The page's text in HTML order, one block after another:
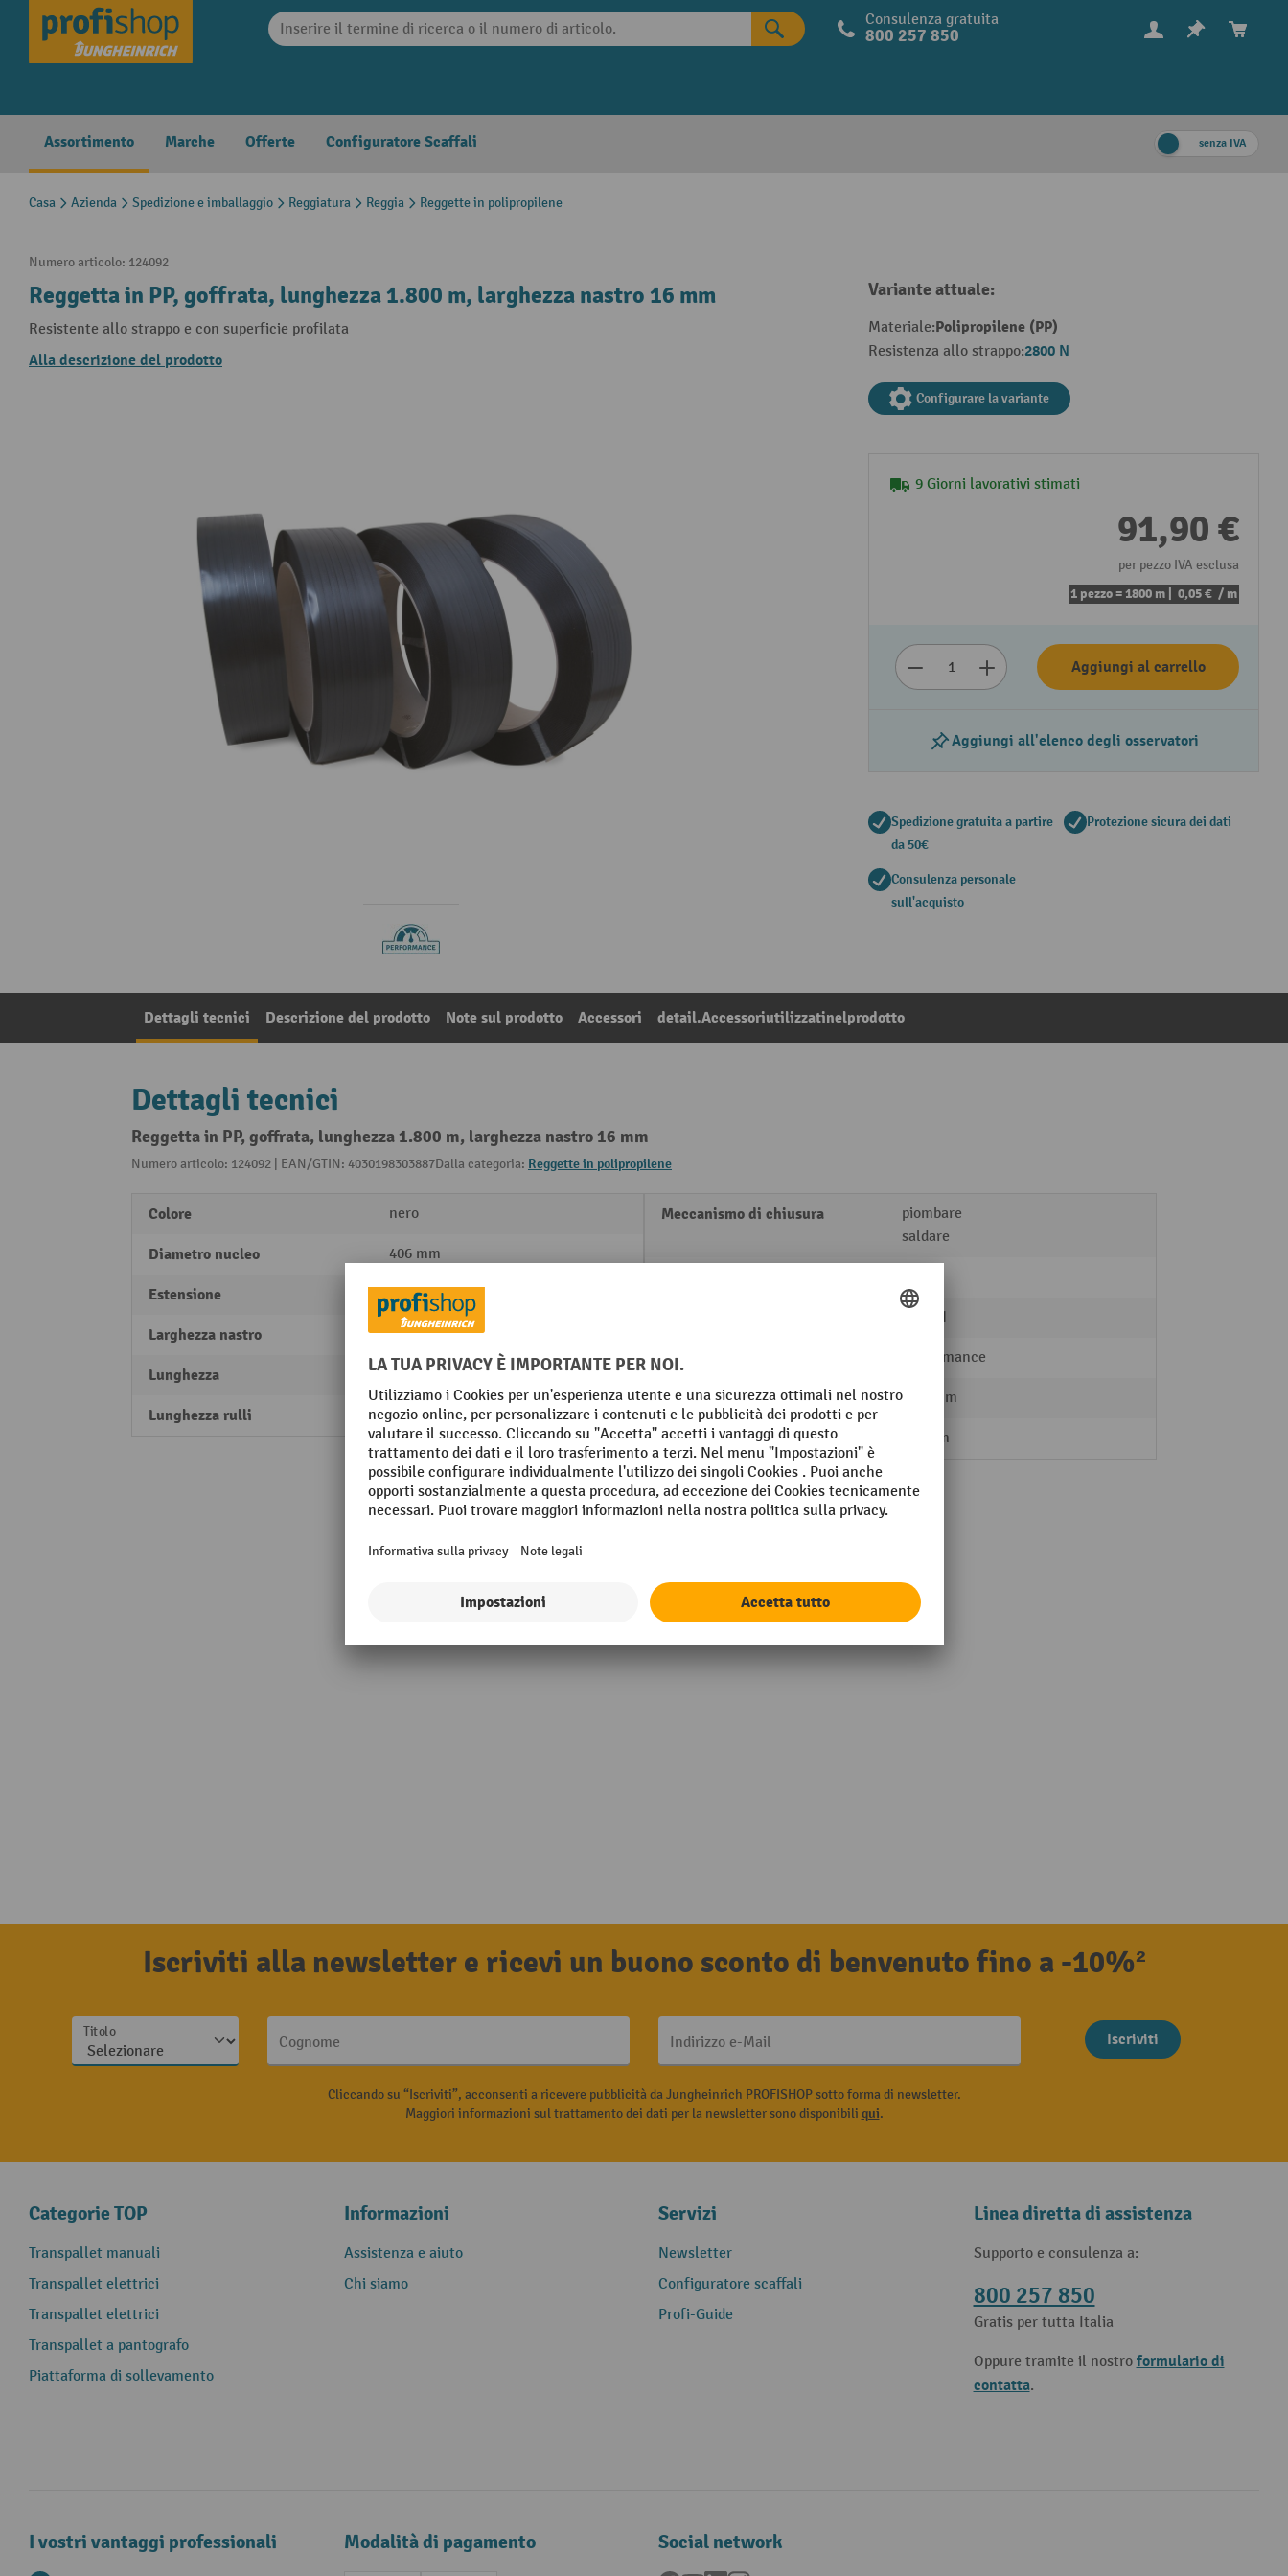
Skip to main navigation Consulenza gratuita
800 257 850
Assortimento Marche Offerte Configuratore Scaffali senza IVA
Casa Azienda Spedizione e imballaggio Reggiatura Reggia Reggette in polipropilene
Numero articolo: 124092
Reggetta in PP, goffrata, lunghezza 1.800 m, larghezza nastro 16 mm
Resistente allo strappo e con superficie profilata
Alla descrizione del prodotto
Variante attuale:
Materiale:Polipropilene (PP)
Resistenza allo strappo:2800 N
Configurare la variante
9 Giorni lavorativi stimati
91,90 €
per pezzo IVA esclusa
1 pezzo = 1800 m | 0,05 € / m
Aggiungi al carrello
Aggiungi all'elenco degli osservatori
Spedizione gratuita a partire
da 50€
Protezione sicura dei dati
Consulenza personale
sull'acquisto
Dettagli tecnici Descrizione del prodotto Note sul prodotto Accessori detail.Accessoriutilizzatinelprodotto
Dettagli tecnici
Reggetta in PP, goffrata, lunghezza 1.800 m, larghezza nastro 16 mm
Numero articolo: 124092 | EAN/GTIN: 4030198303887Dalla categoria: Reggette in polipropilene
Colore nero
Diametro nucleo 406 mm
Estensione 26 %
Larghezza nastro 16 mm
Lunghezza 1800 m
Lunghezza rulli 1800 m
Meccanismo di chiusura
piombare
saldare
2800 N
Segmento Performance
Spessore 0,73 mm
Spessore del nastro (µm) 730 µm
Mostra tutti i dettagli tecnici
Iscriviti alla newsletter e ricevi un buono sconto di benvenuto fino a -10%²
Titolo
Cognome Indirizzo e-Mail Iscriviti
Cliccando su “Iscriviti”, acconsenti a ricevere pubblicità da Jungheinrich PROFISHOP sotto forma di newsletter.
Maggiori informazioni sul trattamento dei dati per la newsletter sono disponibili qui.
Categorie TOP
Transpallet manuali
Transpallet elettrici
Transpallet elettrici
Transpallet a pantografo
Piattaforma di sollevamento
Informazioni
Assistenza e aiuto
Chi siamo
Servizi
Newsletter
Configuratore scaffali
Profi-Guide
Linea diretta di assistenza
Supporto e consulenza a:
800 257 850
Gratis per tutta Italia
Oppure tramite il nostro formulario di
contatta.
I vostri vantaggi professionali Modalità di pagamento Social network